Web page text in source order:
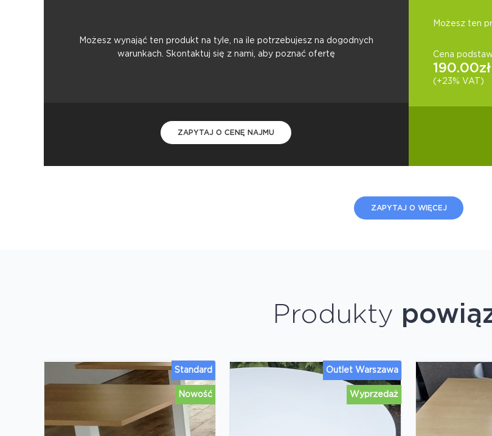
Możesz wynająć ten produkt na tyle, na ile potrzebujesz na dogodnych
warunkach. Skontaktuj się z nami, aby poznać ofertę
ZAPYTAJ O CENĘ NAJMU
Możesz ten
Cena
190.00
(+23% VAT)
ZAPYTAJ O WIĘCEJ
Produkty
Nowość
Standard
Wyprzedaż
Outlet Warszawa